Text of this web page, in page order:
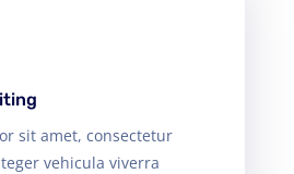
sit amet, consectetur
vehicula viverra